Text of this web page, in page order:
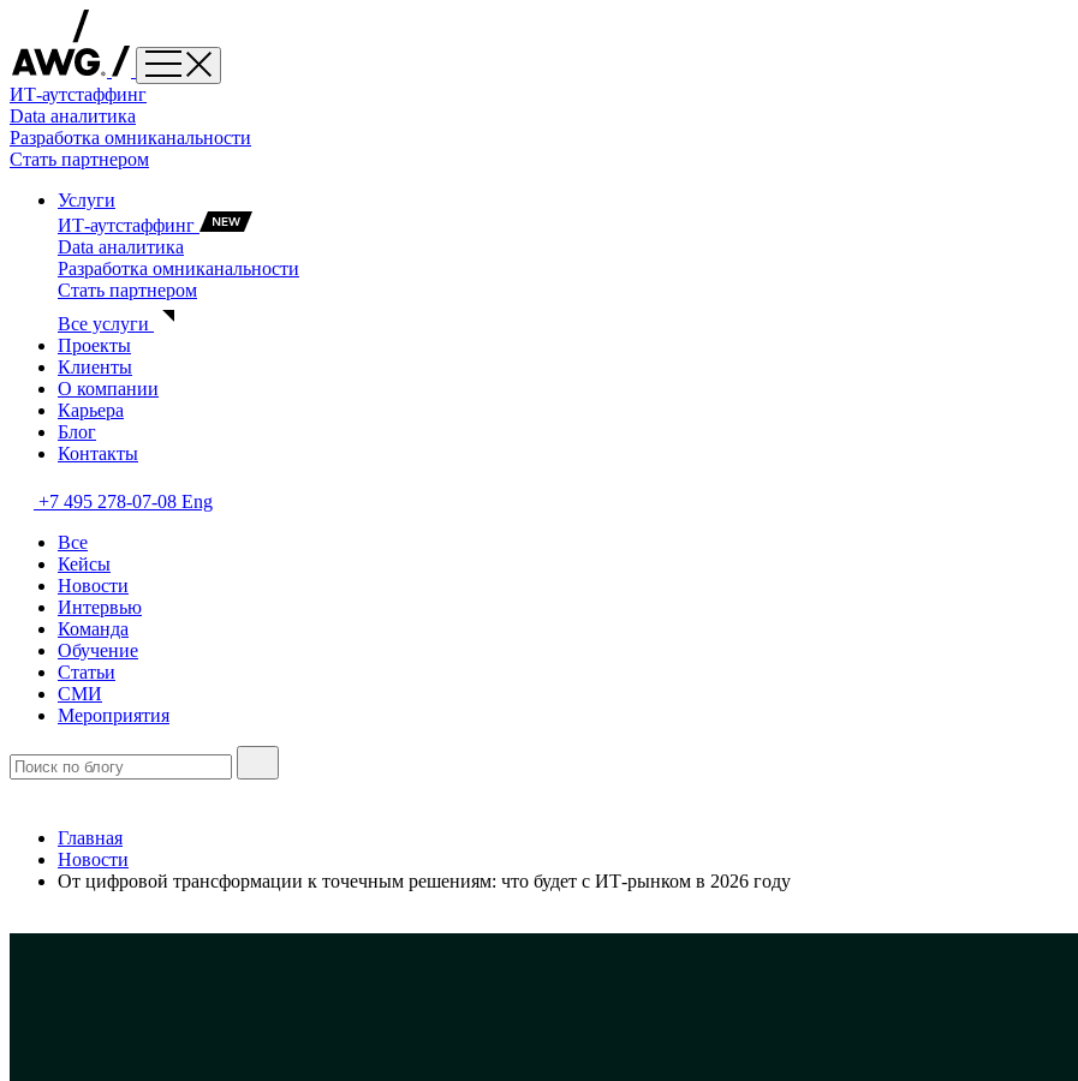
ИТ-аутстаффинг
Data аналитика
Разработка омниканальности
Стать партнером
Услуги
ИТ-аутстаффинг
Data аналитика
Разработка омниканальности
Стать партнером
Все услуги
Проекты
Клиенты
О компании
Карьера
Блог
Контакты
+7 495 278-07-08 Eng
Все
Кейсы
Новости
Интервью
Команда
Обучение
Статьи
СМИ
Мероприятия
Главная
Новости
От цифровой трансформации к точечным решениям: что будет с ИТ-рынком в 2026 году